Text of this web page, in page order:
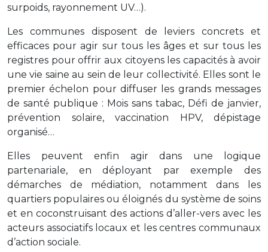
surpoids, rayonnement UV…).
Les communes disposent de leviers concrets et
efficaces pour agir sur tous les âges et sur tous les
registres pour offrir aux citoyens les capacités à avoir
une vie saine au sein de leur collectivité. Elles sont le
premier échelon pour diffuser les grands messages
de santé publique : Mois sans tabac, Défi de janvier,
prévention solaire, vaccination HPV, dépistage
organisé…
Elles peuvent enfin agir dans une logique
partenariale, en déployant par exemple des
démarches de médiation, notamment dans les
quartiers populaires ou éloignés du système de soins
et en coconstruisant des actions d’aller-vers avec les
acteurs associatifs locaux et les centres communaux
d’action sociale.